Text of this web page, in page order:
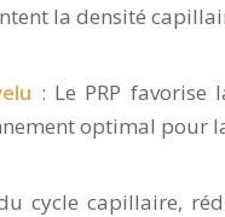
la densité
: Le PRP
optimal pour
cycle capillaire,